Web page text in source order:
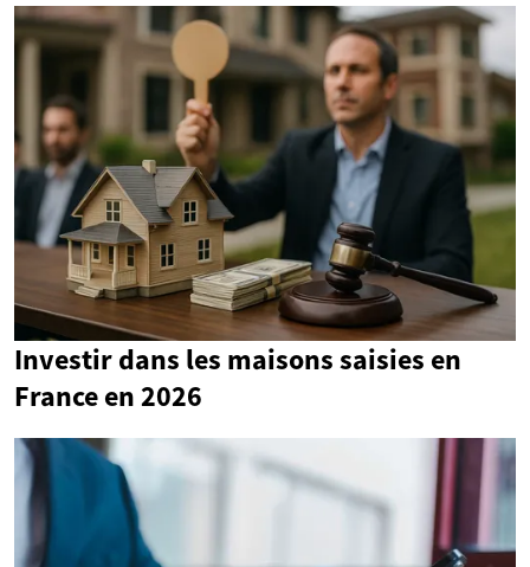
Investir dans les maisons saisies en
France en 2026